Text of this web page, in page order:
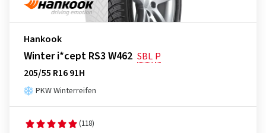
Hankook
Winter i*cept RS3 W462 SBL P
205/55 R16 91H
PKW Winterreifen
(118)